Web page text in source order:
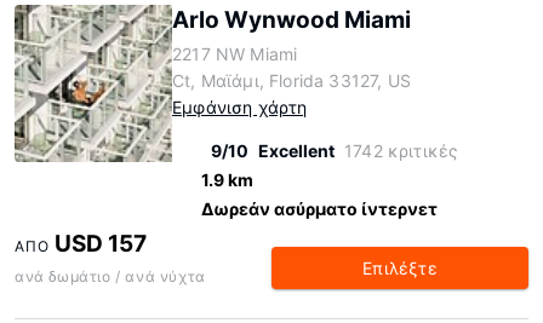
Arlo Wynwood Miami
2217 NW Miami
Ct, Μαϊάμι, Florida 33127, US
Εμφάνιση χάρτη
9/10 Excellent 1742 κριτικές
1.9 km
Δωρεάν ασύρματο ίντερνετ
ΑΠΌ USD 157
ανά δωμάτιο / ανά νύχτα Επιλέξτε